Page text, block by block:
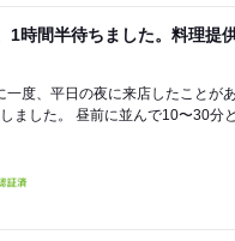
1時間半待ちました。料理提